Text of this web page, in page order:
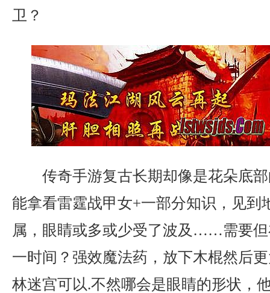
卫？
传奇手游复古长期却像是花朵底
能拿看雷霆战甲女+一部分知识，见到
属，眼睛或多或少受了波及……需要
一时间？强效魔法药，放下木棍然后
林迷宫可以.不然哪会是眼睛的形状，